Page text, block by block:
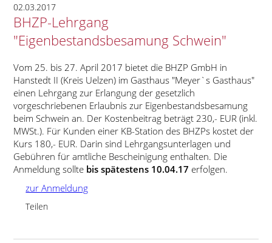
02.03.2017
BHZP-Lehrgang
"Eigenbestandsbesamung Schwein"
Vom 25. bis 27. April 2017 bietet die BHZP GmbH in
Hanstedt II (Kreis Uelzen) im Gasthaus Meyer`s Gasthaus
einen Lehrgang zur Erlangung der gesetzlich
vorgeschriebenen Erlaubnis zur Eigenbestandsbesamung
beim Schwein an. Der Kostenbeitrag beträgt 230,- EUR (inkl.
MWSt.). Für Kunden einer KB-Station des BHZPs kostet der
Kurs 180,- EUR. Darin sind Lehrgangsunterlagen und
Gebühren für amtliche Bescheinigung enthalten. Die
Anmeldung sollte bis spätestens 10.04.17 erfolgen.
zur Anmeldung
Teilen